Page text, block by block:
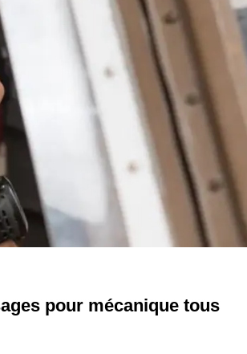
pour mécanique tous